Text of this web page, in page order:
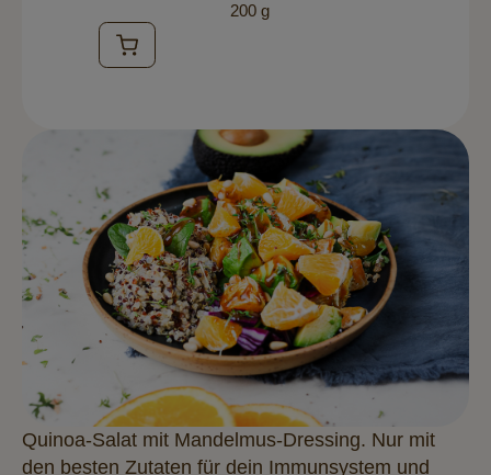
200 g
Quinoa-Salat mit Mandelmus-Dressing. Nur mit
den besten Zutaten für dein Immunsystem und